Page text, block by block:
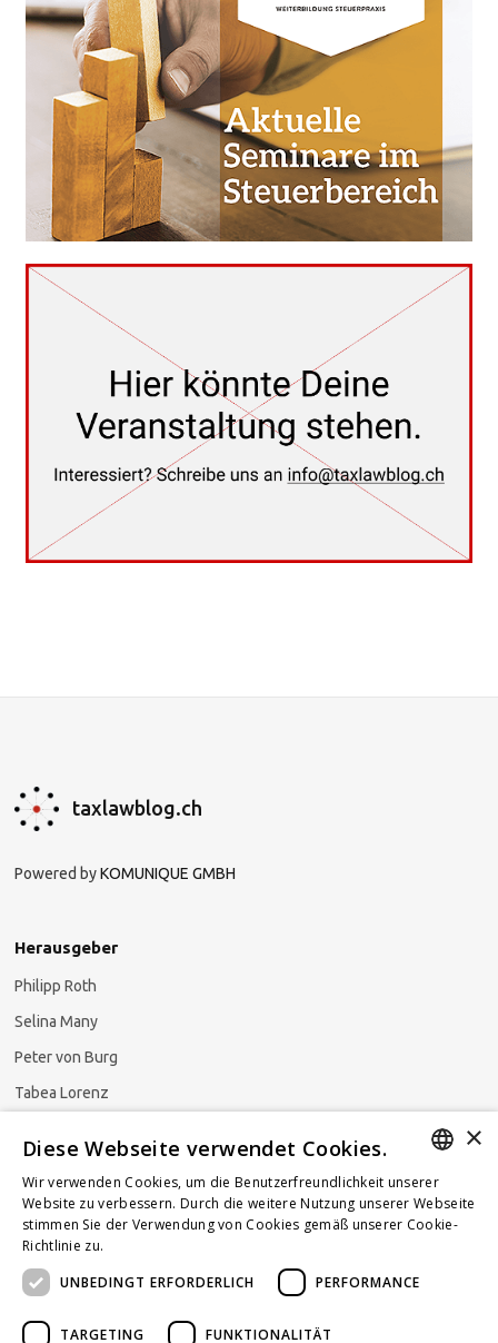
taxlawblog.ch
Powered byKOMUNIQUE GMBH
Herausgeber
Philipp Roth
Selina Many
Peter von Burg
Tabea Lorenz
Newsletter abonnieren
GERMAN
FRENCH
×
Diese Webseite verwendet Cookies.
Wir verwenden Cookies, um die Benutzerfreundlichkeit unserer
Website zu verbessern. Durch die weitere Nutzung unserer Webseite
stimmen Sie der Verwendung von Cookies gemäß unserer Cookie-
Richtlinie zu.
UNBEDINGT ERFORDERLICH
PERFORMANCE
TARGETING FUNKTIONALITÄT